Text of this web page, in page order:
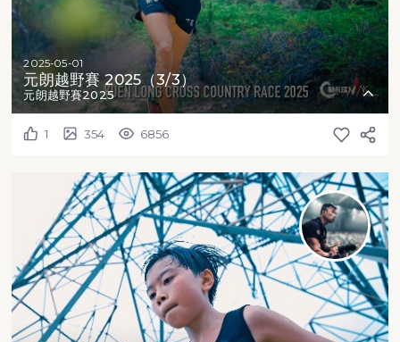
2025-05-01
元朗越野賽 2025（3/3）
元朗越野賽2025
1 354 6856